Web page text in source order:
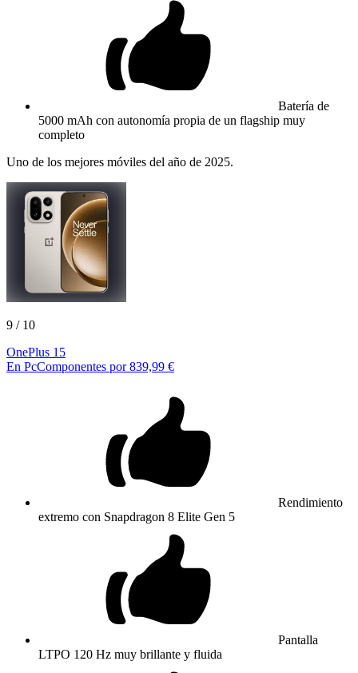
Batería de
5000 mAh con autonomía propia de un flagship muy
completo
Uno de los mejores móviles del año de 2025.
9 / 10
OnePlus 15
En PcComponentes por 839,99 €
Rendimiento
extremo con Snapdragon 8 Elite Gen 5
Pantalla
LTPO 120 Hz muy brillante y fluida